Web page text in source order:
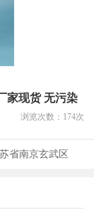
家现货 无污染
浏览次数： 174次
省南京玄武区